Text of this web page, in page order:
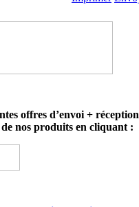
offres d’envoi + réception
nos produits en cliquant :